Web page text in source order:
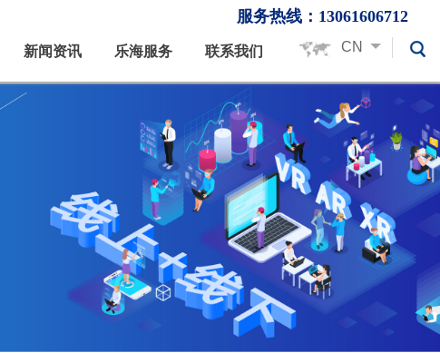
服务热线：13061606712
CN
新闻资讯 乐海服务 联系我们